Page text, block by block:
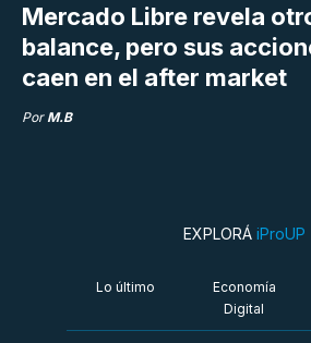
Mercado Libre revela
balance, pero sus
caen en el after market
Por M.B
EXPLORÁ iProUP
Lo último
Economía
Digital